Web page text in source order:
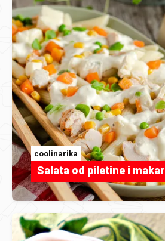
coolinarika
Salata od piletine i